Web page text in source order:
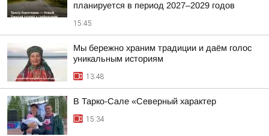
планируется в период 2027–2029 годов
15:45
Мы бережно храним традиции и даём голос
уникальным историям
13:48
В Тарко-Сале «Северный характер
15:34